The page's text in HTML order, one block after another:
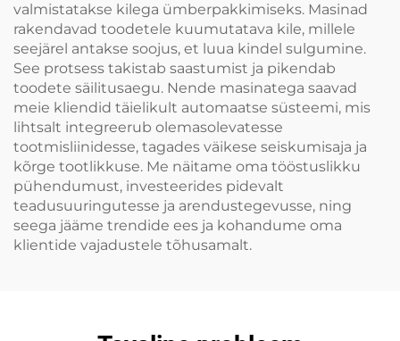
valmistatakse kilega ümberpakkimiseks. Masinad
rakendavad toodetele kuumutatava kile, millele
seejärel antakse soojus, et luua kindel sulgumine.
See protsess takistab saastumist ja pikendab
toodete säilitusaegu. Nende masinatega saavad
meie kliendid täielikult automaatse süsteemi, mis
lihtsalt integreerub olemasolevatesse
tootmisliinidesse, tagades väikese seiskumisaja ja
kõrge tootlikkuse. Me näitame oma tööstuslikku
pühendumust, investeerides pidevalt
teadusuuringutesse ja arendustegevusse, ning
seega jääme trendide ees ja kohandume oma
klientide vajadustele tõhusamalt.